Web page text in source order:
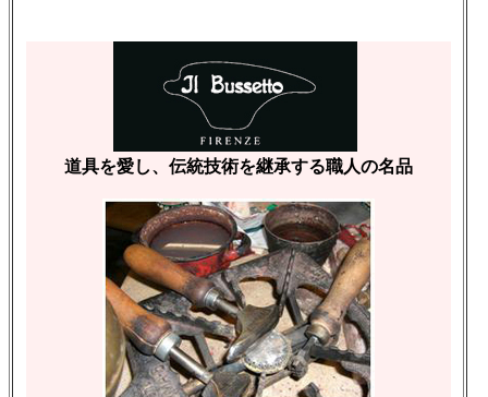
道具を愛し、伝統技術を継承する職人の名品